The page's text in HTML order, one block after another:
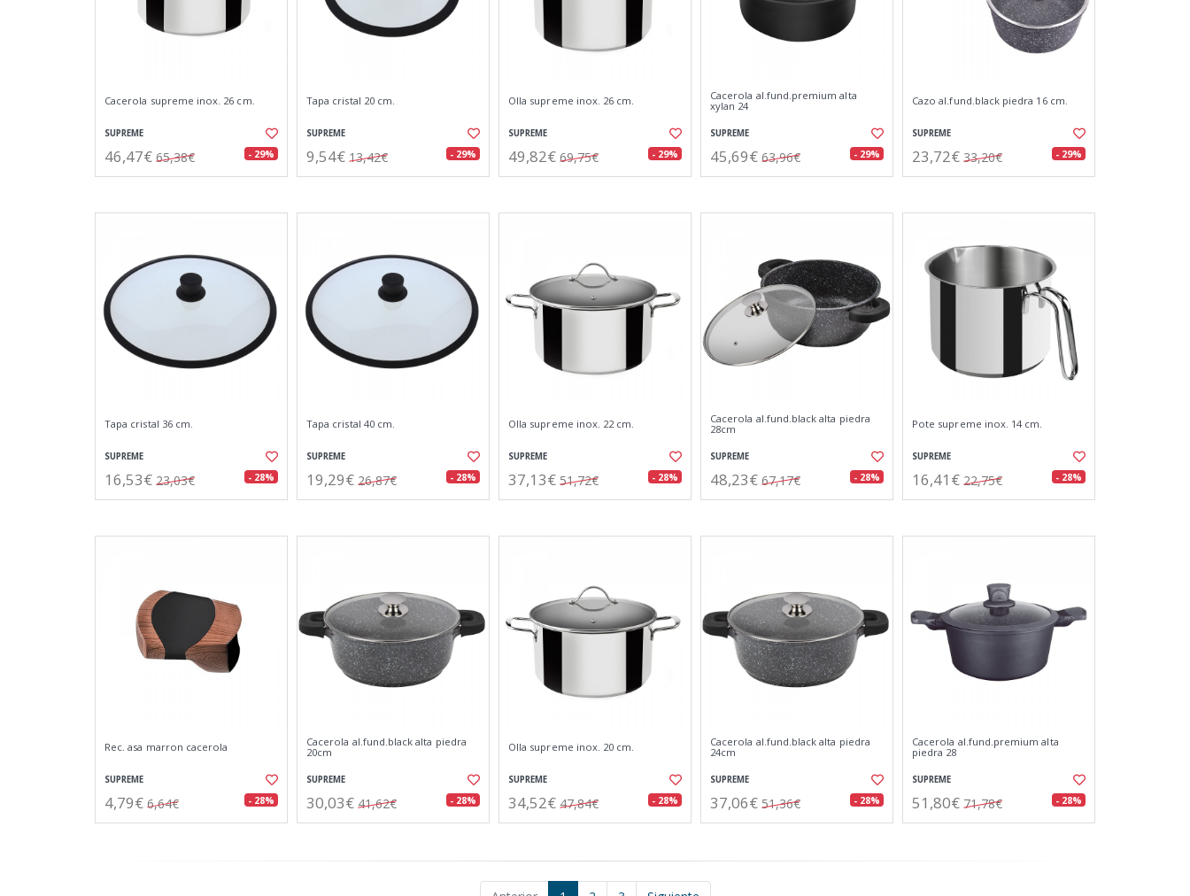
Cacerola supreme inox. 26 cm.
SUPREME
46,47€ 65,38€ - 29%
Tapa cristal 20 cm.
SUPREME
9,54€ 13,42€ - 29%
Olla supreme inox. 26 cm.
SUPREME
49,82€ 69,75€ - 29%
Cacerola al.fund.premium alta
xylan 24
SUPREME
45,69€ 63,96€ - 29%
Cazo al.fund.black piedra 16 cm.
SUPREME
23,72€ 33,20€ - 29%
Tapa cristal 36 cm.
SUPREME
16,53€ 23,03€ - 28%
Tapa cristal 40 cm.
SUPREME
19,29€ 26,87€ - 28%
Olla supreme inox. 22 cm.
SUPREME
37,13€ 51,72€ - 28%
Cacerola al.fund.black alta piedra
28cm
SUPREME
48,23€ 67,17€ - 28%
Pote supreme inox. 14 cm.
SUPREME
16,41€ 22,75€ - 28%
Rec. asa marron cacerola
SUPREME
4,79€ 6,64€ - 28%
Cacerola al.fund.black alta piedra
20cm
SUPREME
30,03€ 41,62€ - 28%
Olla supreme inox. 20 cm.
SUPREME
34,52€ 47,84€ - 28%
Cacerola al.fund.black alta piedra
24cm
SUPREME
37,06€ 51,36€ - 28%
Cacerola al.fund.premium alta
piedra 28
SUPREME
51,80€ 71,78€ - 28%